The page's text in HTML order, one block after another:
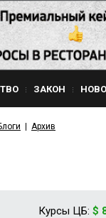
ЗАКОН
Архив
Курсы ЦБ: $